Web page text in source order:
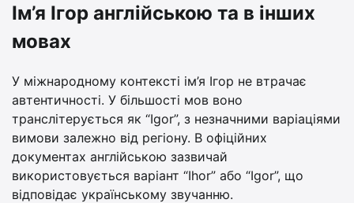
Ім’я Ігор англійською та в інших
мовах
У міжнародному контексті ім’я Ігор не втрачає
автентичності. У більшості мов воно
транслітерується як “Igor”, з незначними варіаціями
вимови залежно від регіону. В офіційних
документах англійською зазвичай
використовується варіант “Ihor” або “Igor”, що
відповідає українському звучанню.